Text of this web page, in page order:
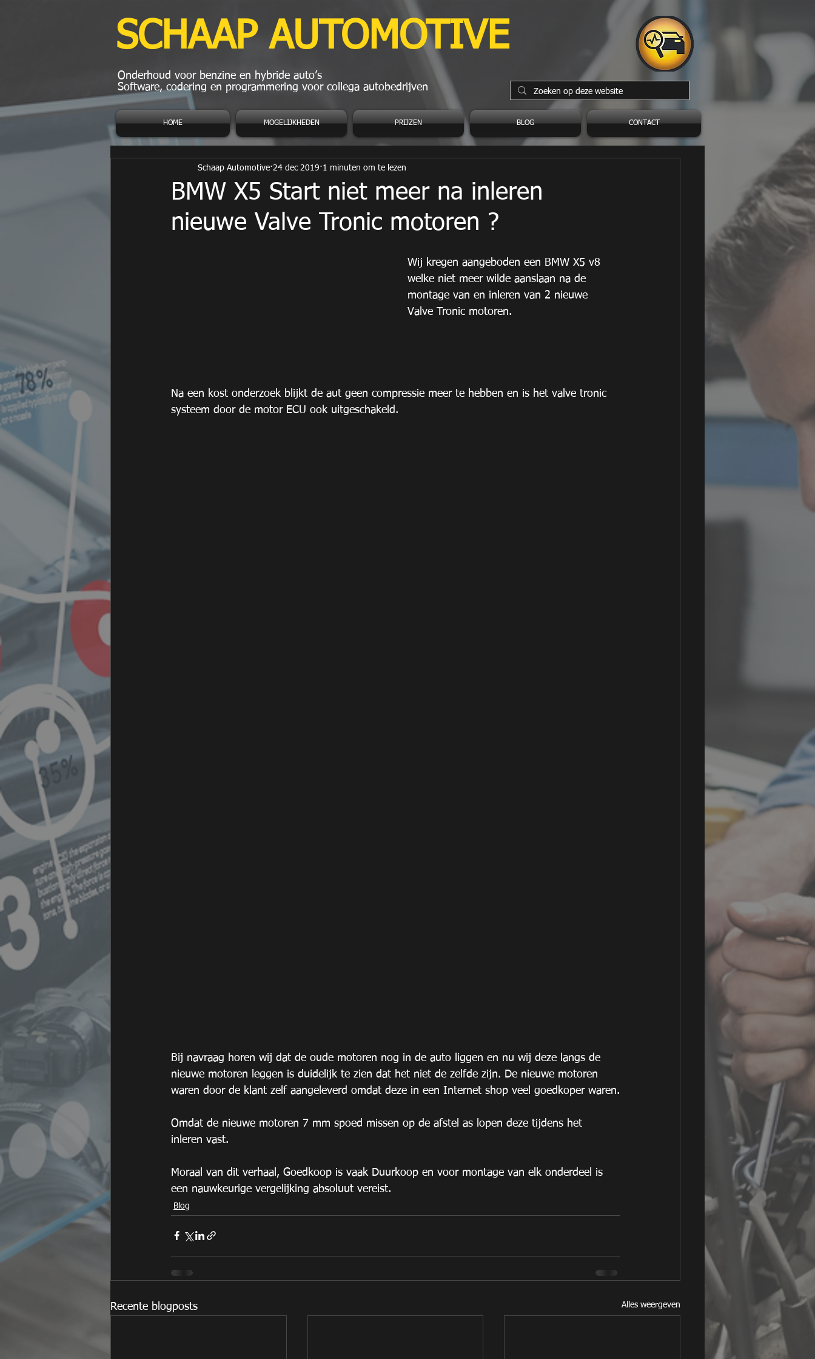
SCHAAP AUTOMOTIVE
Onderhoud voor benzine en hybride auto’s
Software, codering en programmering voor collega autobedrijven
HOME MOGELIJKHEDEN PRIJZEN BLOG CONTACT
BMW X5 Start niet meer na inleren
nieuwe Valve Tronic motoren ?
Schaap Automotive 24 dec 2019 1 minuten om te lezen
Wij kregen aangeboden een BMW X5 v8
welke niet meer wilde aanslaan na de
montage van en inleren van 2 nieuwe
Valve Tronic motoren.
Na een kost onderzoek blijkt de aut geen compressie meer te hebben en is het valve tronic
systeem door de motor ECU ook uitgeschakeld.
Bij navraag horen wij dat de oude motoren nog in de auto liggen en nu wij deze langs de
nieuwe motoren leggen is duidelijk te zien dat het niet de zelfde zijn. De nieuwe motoren
waren door de klant zelf aangeleverd omdat deze in een Internet shop veel goedkoper waren.
Omdat de nieuwe motoren 7 mm spoed missen op de afstel as lopen deze tijdens het
inleren vast.
Moraal van dit verhaal, Goedkoop is vaak Duurkoop en voor montage van elk onderdeel is
een nauwkeurige vergelijking absoluut vereist.
Blog
Recente blogposts Alles weergeven